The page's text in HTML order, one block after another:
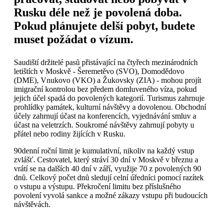
Rusku déle než je povolená doba.
Pokud plánujete delší pobyt, budete
muset požádat o vízum.
Saudiští držitelé pasů přistávající na čtyřech mezinárodních
letištích v Moskvě - Šeremetěvo (SVO), Domodědovo
(DME), Vnukovo (VKO) a Žukovsky (ZIA) - mohou projít
imigrační kontrolou bez předem domluveného víza, pokud
jejich účel spadá do povolených kategorií. Turismus zahrnuje
prohlídky památek, kulturní návštěvy a dovolenou. Obchodní
účely zahrnují účast na konferencích, vyjednávání smluv a
účast na veletrzích. Soukromé návštěvy zahrnují pobyty u
přátel nebo rodiny žijících v Rusku.
90denní roční limit je kumulativní, nikoliv na každý vstup
zvlášť. Cestovatel, který stráví 30 dní v Moskvě v březnu a
vrátí se na dalších 40 dní v září, využije 70 z povolených 90
dnů. Celkový počet dnů sledují celní úředníci pomocí razítek
o vstupu a výstupu. Překročení limitu bez příslušného
povolení vyvolá sankce a možné zákazy vstupu při budoucích
návštěvách.